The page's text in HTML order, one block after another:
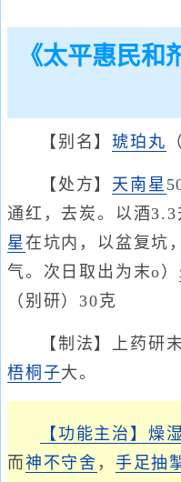
《太平惠民
【别名】琥珀丸
【处方】 天南星
通红，去炭。以酒
星 在坑内，以盆复坑
气。次日取出为末o）
（别研）30克
【制法】上药研末
梧桐子大。
【功能主治】 燥
而神不守舍 ， 手足抽